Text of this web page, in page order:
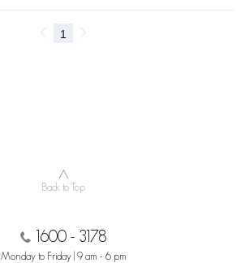
∧
Back to Top
1600 - 3178
Monday to Friday | 9 am - 6 pm